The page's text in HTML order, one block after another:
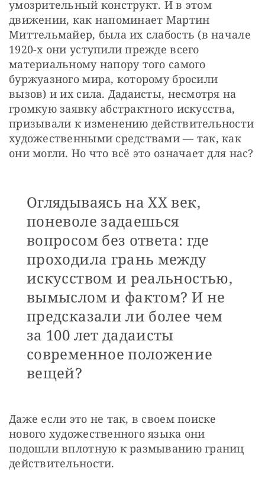
умозрительный конструкт. И в этом
движении, как напоминает Мартин
Миттельмайер, была их слабость (в начале
1920-х они уступили прежде всего
материальному напору того самого
буржуазного мира, которому бросили
вызов) и их сила. Дадаисты, несмотря на
громкую заявку абстрактного искусства,
призывали к изменению действительности
художественными средствами — так, как
они могли. Но что всё это означает для нас?
Оглядываясь на XX век,
поневоле задаешься
вопросом без ответа: где
проходила грань между
искусством и реальностью,
вымыслом и фактом? И не
предсказали ли более чем
за 100 лет дадаисты
современное положение
вещей?
Даже если это не так, в своем поиске
нового художественного языка они
подошли вплотную к размыванию границ
действительности.